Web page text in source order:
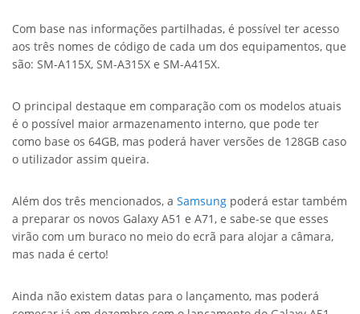
Com base nas informações partilhadas, é possível ter acesso
aos três nomes de código de cada um dos equipamentos, que
são: SM-A115X, SM-A315X e SM-A415X.
O principal destaque em comparação com os modelos atuais
é o possível maior armazenamento interno, que pode ter
como base os 64GB, mas poderá haver versões de 128GB caso
o utilizador assim queira.
Além dos três mencionados, a Samsung poderá estar também
a preparar os novos Galaxy A51 e A71, e sabe-se que esses
virão com um buraco no meio do ecrã para alojar a câmara,
mas nada é certo!
Ainda não existem datas para o lançamento, mas poderá